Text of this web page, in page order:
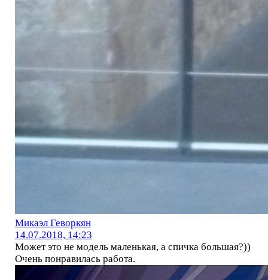
Микаэл Геворкян
14.07.2018, 14:23
Может это не модель маленькая, а спичка большая?))
Очень понравилась работа.